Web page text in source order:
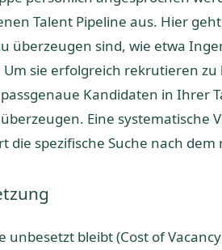
Talent Pipeline aus. Hier
überzeugen sind, wie etwa
sie erfolgreich rekrutieren zu
Kandidaten in Ihrer
Eine systematische
die spezifische Suche nach dem
unbesetzt bleibt (Cost of